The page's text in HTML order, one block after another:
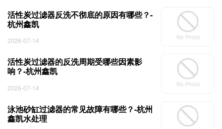
活性炭过滤器反洗不彻底的原因有哪些？-
杭州鑫凯
2026-07-14
活性炭过滤器的反洗周期受哪些因素影
响？-杭州鑫凯
2026-07-14
泳池砂缸过滤器的常见故障有哪些？-杭州
鑫凯水处理